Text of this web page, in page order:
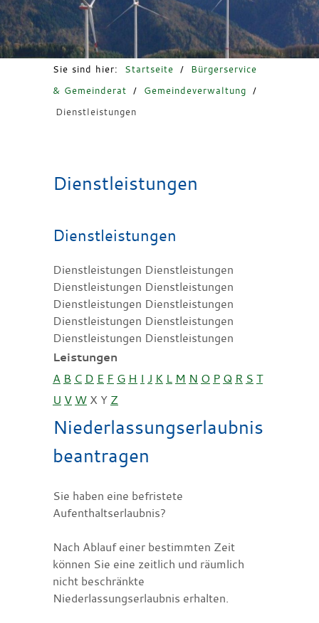
Freizeit & Tourismus
Sie sind hier: Startseite /
Bürgerservice
& Gemeinderat
/ Gemeindeverwaltung
/
Dienstleistungen
Dienstleistungen
Dienstleistungen
Dienstleistungen Dienstleistungen
Dienstleistungen Dienstleistungen
Dienstleistungen Dienstleistungen
Dienstleistungen Dienstleistungen
Dienstleistungen Dienstleistungen
Leistungen
A B C D E F G H I J K L M N O P Q R S T
U V W X Y Z
Niederlassungserlaubnis
beantragen
Sie haben eine befristete
Aufenthaltserlaubnis?
Nach Ablauf einer bestimmten Zeit
können Sie eine zeitlich und räumlich
nicht beschränkte
Niederlassungserlaubnis erhalten.